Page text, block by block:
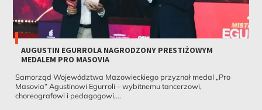
AUGUSTIN EGURROLA NAGRODZONY PRESTIŻOWYM
MEDALEM PRO MASOVIA
Samorząd Województwa Mazowieckiego przyznał medal „Pro
Masovia” Agustinowi Egurroli – wybitnemu tancerzowi,
choreografowi i pedagogowi,...